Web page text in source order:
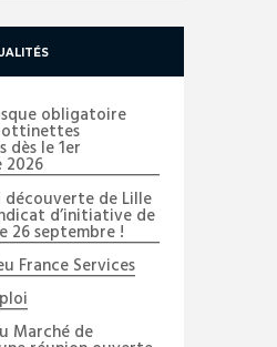
obligatoire
dès le 1er
2026
découverte de Lille
d’initiative de
26 septembre !
France Services
Marché de